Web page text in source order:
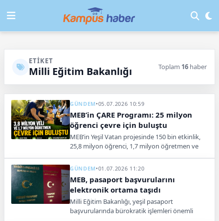
ETIKET
Milli Eğitim Bakanlığı Toplam 16 haber
GÜNDEM•05.07.2026 10:59
MEB’in ÇARE Programı: 25 milyon
öğrenci çevre için buluştu
MEB’in Yeşil Vatan projesinde 150 bin etkinlik,
25,8 milyon öğrenci, 1,7 milyon öğretmen ve
kapsamlı okul temelli çevre hareketi.
GÜNDEM•01.07.2026 11:20
MEB, pasaport başvurularını
elektronik ortama taşıdı
Milli Eğitim Bakanlığı, yeşil pasaport
başvurularında bürokratik işlemleri önemli